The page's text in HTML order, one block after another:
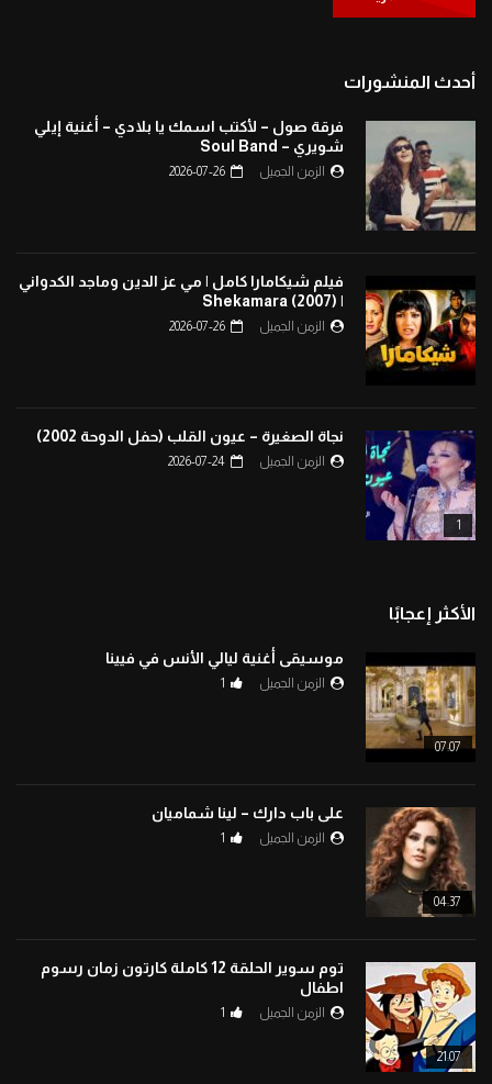
أحدث المنشورات
فرقة صول – لأكتب اسمك يا بلادي – أغنية إيلي
شويري – Soul Band
الزمن الجميل 2026-07-26
فيلم شيكامارا كامل | مي عز الدين وماجد الكدواني
| Shekamara (2007)
الزمن الجميل 2026-07-26
1
نجاة الصغيرة – عيون القلب (حفل الدوحة 2002)
الزمن الجميل 2026-07-24
الأكثر إعجابًا
07:07
موسيقى أغنية ليالي الأنس في فيينا
الزمن الجميل 1
04:37
على باب دارك – لينا شماميان
الزمن الجميل 1
21:07
توم سوير الحلقة 12 كاملة كارتون زمان رسوم
اطفال
الزمن الجميل 1